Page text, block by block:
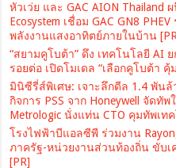
หัวเว่ย และ GAC AION Thailand
Ecosystem เชื่อม GAC GN8
พลังงานแสงอาทิตย์ภายในบ้าน
“สยามคูโบต้า” ดึง เทคโนโลยี AI
รอยต่อ เปิดโมเดล “เลือกคูโบต้า คุ้
มินิซีรี่ส์พิเศษ: เจาะลึกดีล 1.4 พัน
กิจการ PSS จาก Honeywell จัด
Metrologic นั่งแท่น CTO คุมทัพเท
โรงไฟฟ้าบีแอลซีพี ร่วมงาน
ภาครัฐ-หน่วยงานส่วนท้องถิ่น ขับเ
[PR]